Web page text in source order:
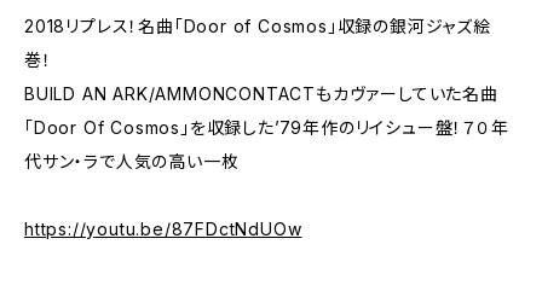
2018リプレス！名曲「Door of Cosmos」収録の銀河ジャズ絵
巻！
BUILD AN ARK/AMMONCONTACTもカヴァーしていた名曲
「Door Of Cosmos」を収録した’79年作のリイシュー盤！７０年
代サン・ラで人気の高い一枚
https://youtu.be/87FDctNdUOw